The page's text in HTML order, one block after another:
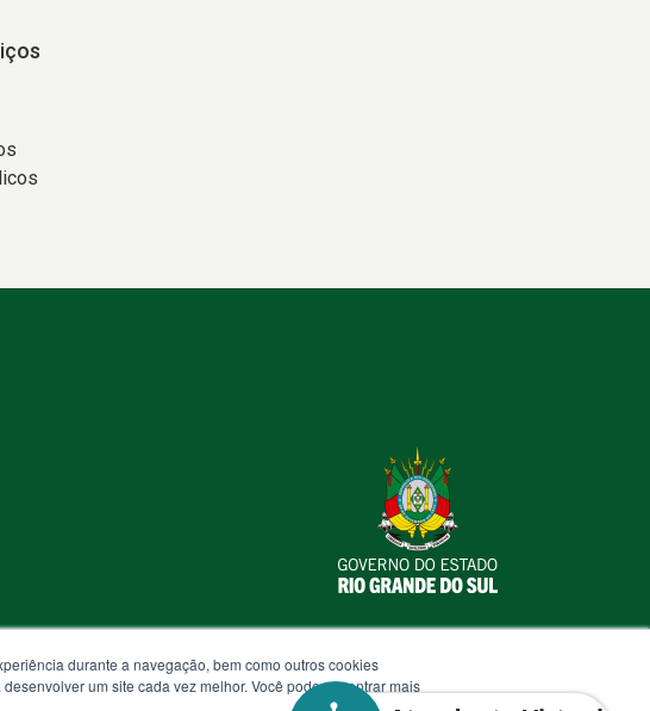
durante a navegação, bem como outros cookies
um site cada vez melhor. Você pode encontrar mais